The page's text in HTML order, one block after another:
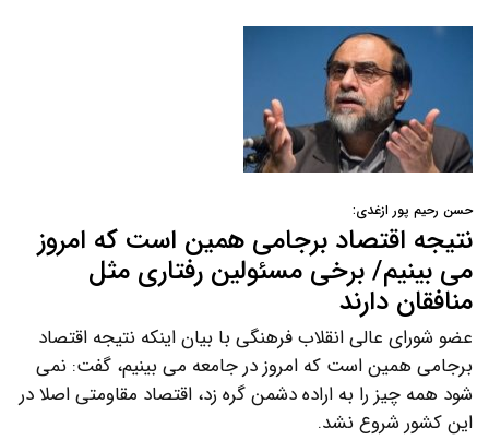
حسن رحیم پور ازغدی:
نتیجه اقتصاد برجامی همین است که امروز
می بینیم/ برخی مسئولین رفتاری مثل
منافقان دارند
عضو شورای عالی انقلاب فرهنگی با بیان اینکه نتیجه اقتصاد
برجامی همین است که امروز در جامعه می بینیم، گفت: نمی
شود همه چیز را به اراده دشمن گره زد، اقتصاد مقاومتی اصلا در
این کشور شروع نشد.